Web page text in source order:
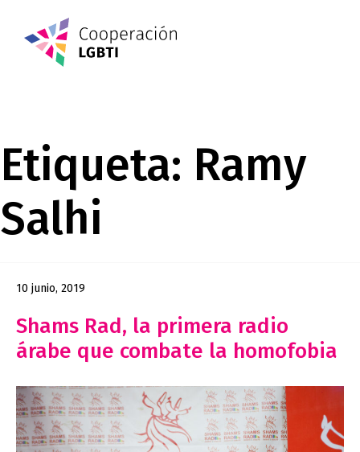
Etiqueta: Ramy
Salhi
10 junio, 2019
Shams Rad, la primera radio
árabe que combate la homofobia